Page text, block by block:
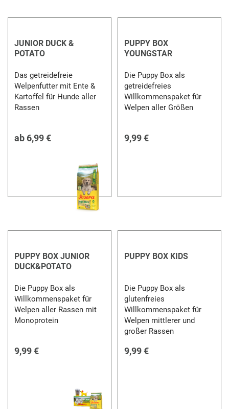
JUNIOR DUCK &
POTATO
Das getreidefreie
Welpenfutter mit Ente &
Kartoffel für Hunde aller
Rassen
ab 6,99 €
PUPPY BOX
YOUNGSTAR
Die Puppy Box als
getreidefreies
Willkommenspaket für
Welpen aller Größen
9,99 €
PUPPY BOX JUNIOR
DUCK&POTATO
Die Puppy Box als
Willkommenspaket für
Welpen aller Rassen mit
Monoprotein
9,99 €
PUPPY BOX KIDS
Die Puppy Box als
glutenfreies
Willkommenspaket für
Welpen mittlerer und
großer Rassen
9,99 €